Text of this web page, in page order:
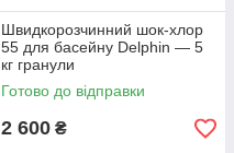
Швидкорозчинний шок-хлор
55 для басейну Delphin — 5
кг гранули
Готово до відправки
2 600 ₴